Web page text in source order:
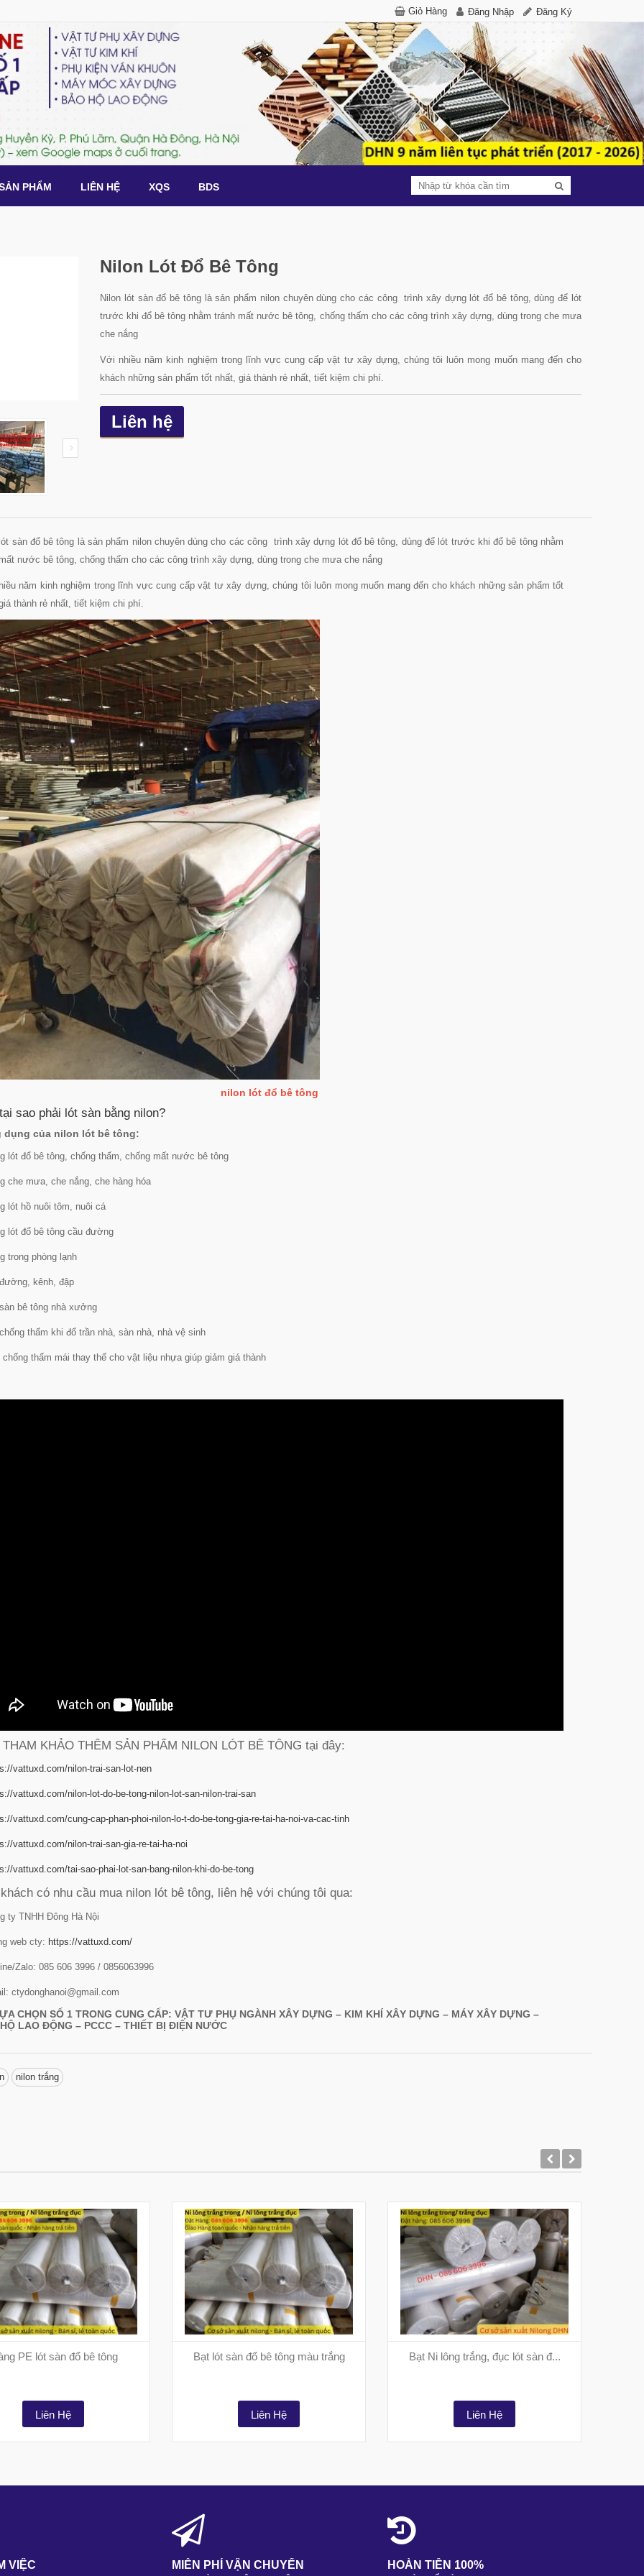
Giỏ Hàng Đăng Nhập Đăng Ký
PHẨM LIÊN HỆ XQS BDS
Nilon Lót Đổ Bê Tông
Nilon lót sàn đổ bê tông là sản phẩm nilon chuyên dùng cho các công trình xây dựng lót đổ bê tông, dùng để lót
trước khi đổ bê tông nhằm tránh mất nước bê tông, chống thấm cho các công trình xây dựng, dùng trong che mưa
che nắng
Với nhiều năm kinh nghiệm trong lĩnh vực cung cấp vật tư xây dựng, chúng tôi luôn mong muốn mang đến cho
khách những sản phẩm tốt nhất, giá thành rẻ nhất, tiết kiệm chi phí.
Liên hệ
sàn đổ bê tông là sản phẩm nilon chuyên dùng cho các công trình xây dựng lót đổ bê tông, dùng để lót trước khi đổ bê tông nhằm
nước bê tông, chống thấm cho các công trình xây dựng, dùng trong che mưa che nắng
năm kinh nghiệm trong lĩnh vực cung cấp vật tư xây dựng, chúng tôi luôn mong muốn mang đến cho khách những sản phẩm tốt
thành rẻ nhất, tiết kiệm chi phí.
nilon lót đổ bê tông
tại sao phải lót sàn bằng nilon?
dụng của nilon lót bê tông:
lót đổ bê tông, chống thấm, chống mất nước bê tông
che mưa, che nắng, che hàng hóa
lót hồ nuôi tôm, nuôi cá
lót đổ bê tông cầu đường
trong phòng lạnh
kênh, đập
bê tông nhà xưởng
thấm khi đổ trần nhà, sàn nhà, nhà vệ sinh
thấm mái thay thế cho vật liệu nhựa giúp giảm giá thành
THAM KHẢO THÊM SẢN PHẨM NILON LÓT BÊ TÔNG tại đây:
vattuxd.com/nilon-trai-san-lot-nen
vattuxd.com/nilon-lot-do-be-tong-nilon-lot-san-nilon-trai-san
vattuxd.com/cung-cap-phan-phoi-nilon-lo-t-do-be-tong-gia-re-tai-ha-noi-va-cac-tinh
vattuxd.com/nilon-trai-san-gia-re-tai-ha-noi
vattuxd.com/tai-sao-phai-lot-san-bang-nilon-khi-do-be-tong
có nhu cầu mua nilon lót bê tông, liên hệ với chúng tôi qua:
ty TNHH Đông Hà Nội
web cty: https://vattuxd.com/
Zalo: 085 606 3996 / 0856063996
ctydonghanoi@gmail.com
CHỌN SỐ 1 TRONG CUNG CẤP: VẬT TƯ PHỤ NGÀNH XÂY DỰNG – KIM KHÍ XÂY DỰNG – MÁY XÂY DỰNG –
LAO ĐỘNG – PCCC – THIẾT BỊ ĐIỆN NƯỚC
nilon trắng
PE lót sàn đổ bê tông
Liên Hệ
Bạt lót sàn đổ bê tông màu trắng
Liên Hệ
Bạt Ni lông trắng, đục lót sàn đ...
Liên Hệ
VIỆC MIỄN PHÍ VẬN CHUYỂN HOÀN TIỀN 100%